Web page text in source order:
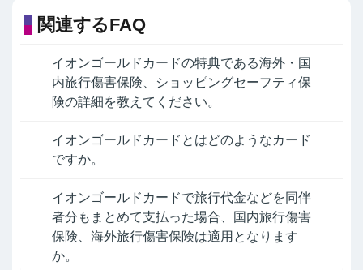
関連するFAQ
イオンゴールドカードの特典である海外・国
内旅行傷害保険、ショッピングセーフティ保
険の詳細を教えてください。
イオンゴールドカードとはどのようなカード
ですか。
イオンゴールドカードで旅行代金などを同伴
者分もまとめて支払った場合、国内旅行傷害
保険、海外旅行傷害保険は適用となります
か。